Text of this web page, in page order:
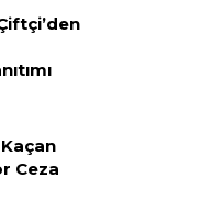
Kaçan
Ceza